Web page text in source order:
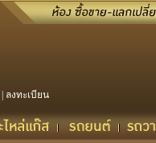
ลงทะเบียน